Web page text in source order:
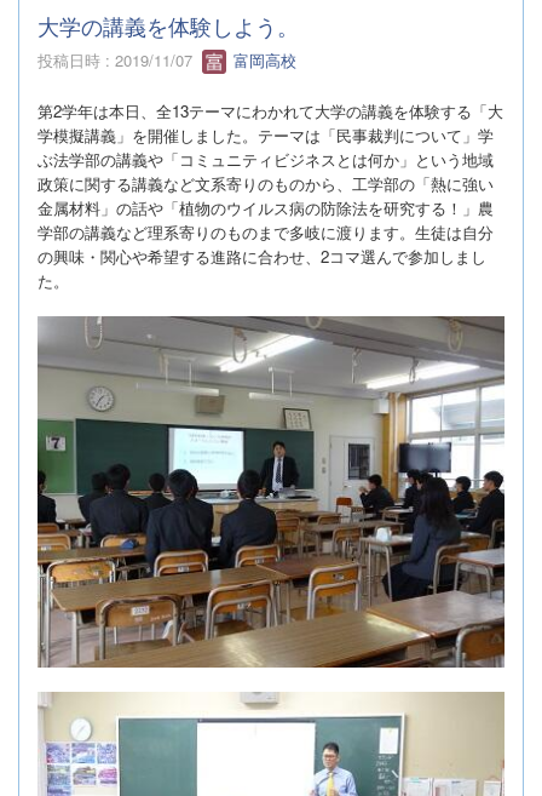
大学の講義を体験しよう。
投稿日時 : 2019/11/07 富岡高校
第2学年は本日、全13テーマにわかれて大学の講義を体験する「大
学模擬講義」を開催しました。テーマは「民事裁判について」学
ぶ法学部の講義や「コミュニティビジネスとは何か」という地域
政策に関する講義など文系寄りのものから、工学部の「熱に強い
金属材料」の話や「植物のウイルス病の防除法を研究する！」農
学部の講義など理系寄りのものまで多岐に渡ります。生徒は自分
の興味・関心や希望する進路に合わせ、 2コマ選んで参加しまし
た。